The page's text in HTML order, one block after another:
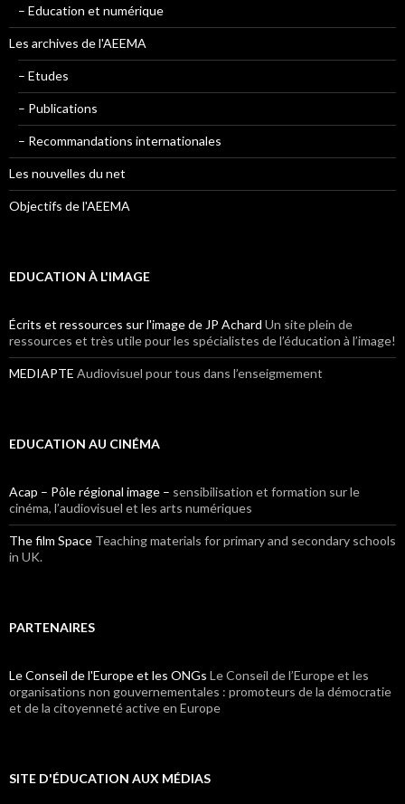
– Education et numérique
Les archives de l'AEEMA
– Etudes
– Publications
– Recommandations internationales
Les nouvelles du net
Objectifs de l'AEEMA
EDUCATION À L'IMAGE
Écrits et ressources sur l'image de JP Achard Un site plein de
ressources et très utile pour les spécialistes de l’éducation à l’image!
MEDIAPTE Audiovisuel pour tous dans l’enseigmement
EDUCATION AU CINÉMA
Acap – Pôle régional image – sensibilisation et formation sur le
cinéma, l’audiovisuel et les arts numériques
The film Space Teaching materials for primary and secondary schools
in UK.
PARTENAIRES
Le Conseil de l'Europe et les ONGs Le Conseil de l’Europe et les
organisations non gouvernementales : promoteurs de la démocratie
et de la citoyenneté active en Europe
SITE D'ÉDUCATION AUX MÉDIAS